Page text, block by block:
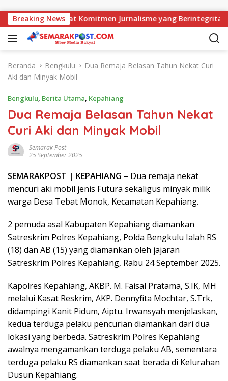
Breaking News
AMJ Perkuat Komitmen Jurnalisme yang Berintegritas
Beranda Bengkulu
Dua Remaja Belasan Tahun Nekat Curi
Aki dan Minyak Mobil
Bengkulu, Berita Utama, Kepahiang
Dua Remaja Belasan Tahun Nekat
Curi Aki dan Minyak Mobil
Semarak Post
25 September 2025
SEMARAKPOST | KEPAHIANG – Dua remaja nekat
mencuri aki mobil jenis Futura sekaligus minyak milik
warga Desa Tebat Monok, Kecamatan Kepahiang.
2 pemuda asal Kabupaten Kepahiang diamankan
Satreskrim Polres Kepahiang, Polda Bengkulu Ialah RS
(18) dan AB (15) yang diamankan oleh jajaran
Satreskrim Polres Kepahiang, Rabu 24 September 2025.
Kapolres Kepahiang, AKBP. M. Faisal Pratama, S.IK, MH
melalui Kasat Reskrim, AKP. Dennyfita Mochtar, S.Trk,
didampingi Kanit Pidum, Aiptu. Irwansyah menjelaskan,
kedua terduga pelaku pencurian diamankan dari dua
lokasi yang berbeda. Satreskrim Polres Kepahiang
awalnya mengamankan terduga pelaku AB, sementara
terduga pelaku RS diamankan saat berada di Kelurahan
Dusun Kepahiang.